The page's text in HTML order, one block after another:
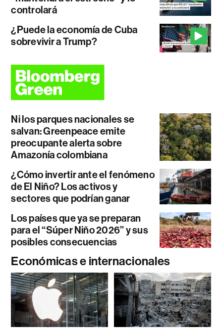
controlará
¿Puede la economía de Cuba
sobrevivir a Trump?
Ni los parques nacionales se
salvan: Greenpeace emite
preocupante alerta sobre
Amazonía colombiana
¿Cómo invertir ante el fenómeno
de El Niño? Los activos y
sectores que podrían ganar
Los países que ya se preparan
para el “Súper Niño 2026” y sus
posibles consecuencias
Económicas e internacionales